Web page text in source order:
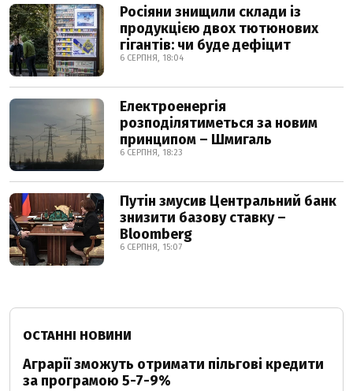
Росіяни знищили склади із
продукцією двох тютюнових
гігантів: чи буде дефіцит
6 СЕРПНЯ, 18:04
Електроенергія
розподілятиметься за новим
принципом – Шмигаль
6 СЕРПНЯ, 18:23
Путін змусив Центральний банк
знизити базову ставку –
Bloomberg
6 СЕРПНЯ, 15:07
ОСТАННІ НОВИНИ
Аграрії зможуть отримати пільгові кредити
за програмою 5-7-9%